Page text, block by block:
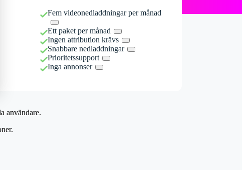
Fem videonedladdningar per månad
Ett paket per månad
Ingen attribution krävs
Snabbare nedladdningar
Prioritetssupport
Inga annonser
användare.